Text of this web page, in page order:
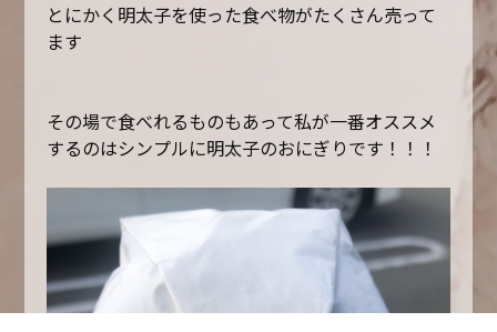
とにかく明太子を使った食べ物がたくさん売って
ます
その場で食べれるものもあって私が一番オススメ
するのはシンプルに明太子のおにぎりです！！！